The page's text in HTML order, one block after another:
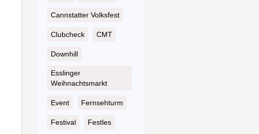
Cannstatter Volksfest
Clubcheck CMT
Downhill
Esslinger
Weihnachtsmarkt
Event Fernsehturm
Festival Festles